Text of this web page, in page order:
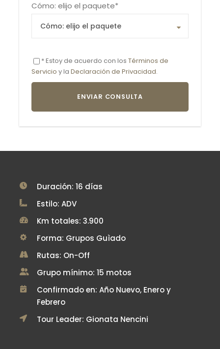
Cómo: elijo el paquete*
* Estoy de acuerdo con los Términos de
Servicio y la Declaración de Privacidad.
Duración: 16 días
Estilo: ADV
Km totales: 3.900
Forma: Grupos Guìado
Rutas: On-Off
Grupo mínimo: 15 motos
Confirmado en: Año Nuevo, Enero y
Febrero
Tour Leader: Gionata Nencini